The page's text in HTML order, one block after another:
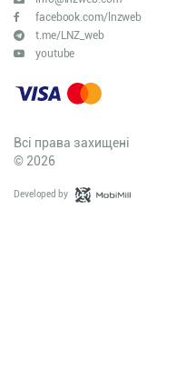
facebook.com/lnzweb
t.me/LNZ_web
youtube
Всі права захищені
© 2026
Developed by